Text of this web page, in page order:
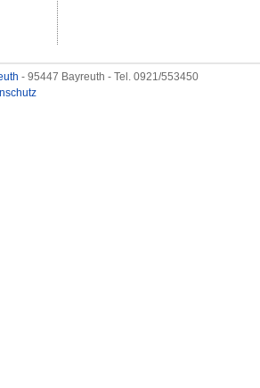
- 95447 Bayreuth - Tel. 0921/553450